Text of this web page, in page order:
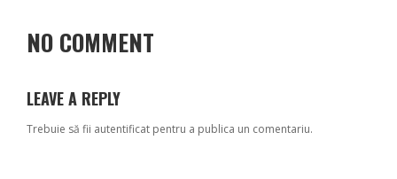
NO COMMENT
LEAVE A REPLY
Trebuie să fii autentificat pentru a publica un comentariu.